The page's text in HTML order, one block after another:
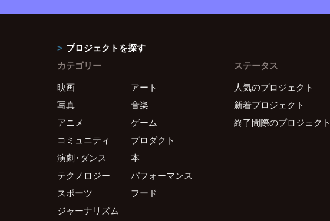
プロジェクトを探す
カテゴリー
映画
アート
写真
音楽
アニメ
ゲーム
コミュニティ
プロダクト
演劇・ダンス
本
テクノロジー
パフォーマンス
スポーツ
フード
ジャーナリズム
ステータス
人気のプロジェクト
新着プロジェクト
終了間際のプロジェクト